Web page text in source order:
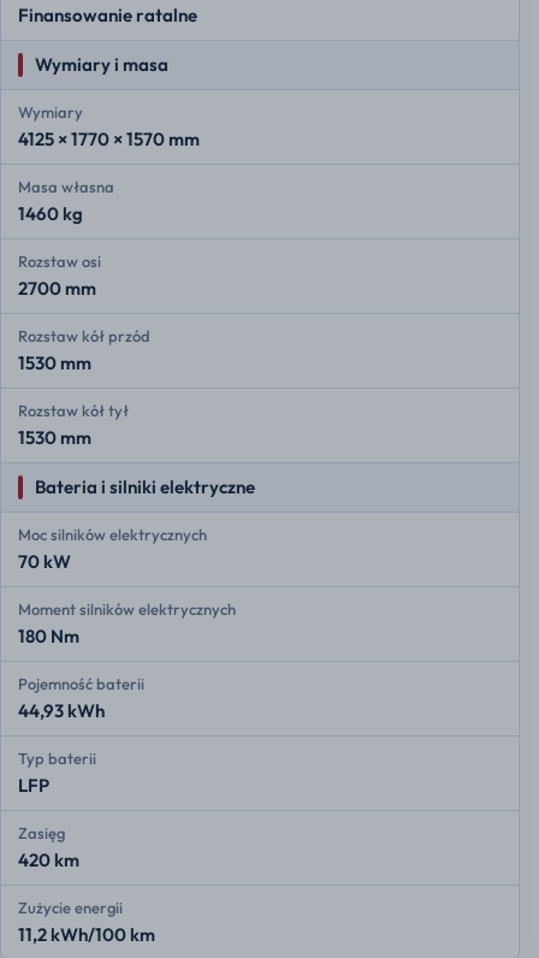
Finansowanie ratalne
Wymiary i masa
Wymiary
4125 × 1770 × 1570 mm
Masa własna
1460 kg
Rozstaw osi
2700 mm
Rozstaw kół przód
1530 mm
Rozstaw kół tył
1530 mm
Bateria i silniki elektryczne
Moc silników elektrycznych
70 kW
Moment silników elektrycznych
180 Nm
Pojemność baterii
44,93 kWh
Typ baterii
LFP
Zasięg
420 km
Zużycie energii
11,2 kWh/100 km